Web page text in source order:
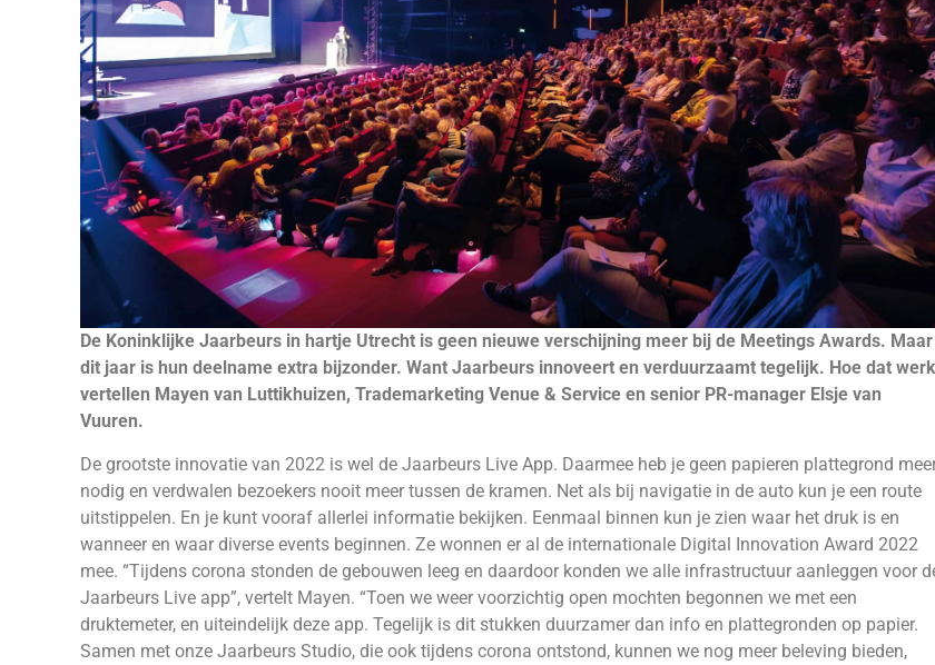
De Koninklijke Jaarbeurs in hartje Utrecht is geen nieuwe verschijning meer bij de Meetings Awards. Maar
dit jaar is hun deelname extra bijzonder. Want Jaarbeurs innoveert en verduurzaamt tegelijk. Hoe dat
vertellen Mayen van Luttikhuizen, Trademarketing Venue & Service en senior PR-manager Elsje van
Vuuren.
De grootste innovatie van 2022 is wel de Jaarbeurs Live App. Daarmee heb je geen papieren plattegrond
nodig en verdwalen bezoekers nooit meer tussen de kramen. Net als bij navigatie in de auto kun je een route
uitstippelen. En je kunt vooraf allerlei informatie bekijken. Eenmaal binnen kun je zien waar het druk is en
wanneer en waar diverse events beginnen. Ze wonnen er al de internationale Digital Innovation Award 2022
mee. “Tijdens corona stonden de gebouwen leeg en daardoor konden we alle infrastructuur aanleggen voor
Jaarbeurs Live app”, vertelt Mayen. “Toen we weer voorzichtig open mochten begonnen we met een
druktemeter, en uiteindelijk deze app. Tegelijk is dit stukken duurzamer dan info en plattegronden op papier.
Samen met onze Jaarbeurs Studio, die ook tijdens corona ontstond, kunnen we nog meer beleving bieden,